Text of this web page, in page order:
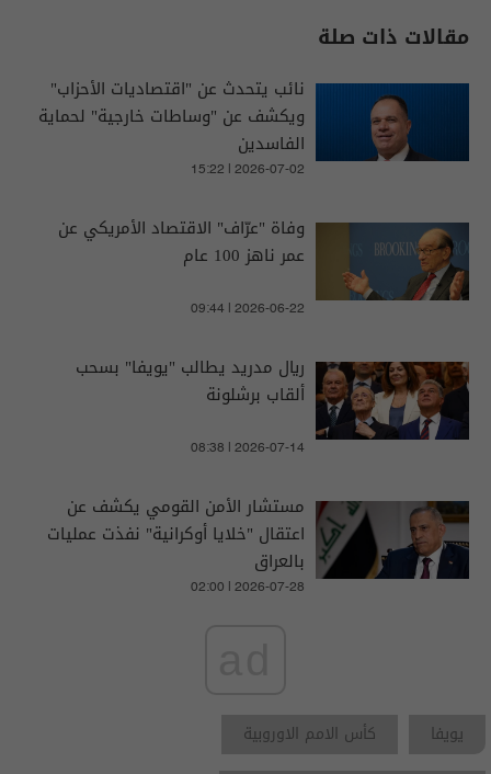
مقالات ذات صلة
نائب يتحدث عن "اقتصاديات الأحزاب"
ويكشف عن "وساطات خارجية" لحماية
الفاسدين
15:22 | 2026-07-02
وفاة "عرّاف" الاقتصاد الأمريكي عن
عمر ناهز 100 عام
09:44 | 2026-06-22
ريال مدريد يطالب "يويفا" بسحب
ألقاب برشلونة
08:38 | 2026-07-14
مستشار الأمن القومي يكشف عن
اعتقال "خلايا أوكرانية" نفذت عمليات
بالعراق
02:00 | 2026-07-28
يويفا
كأس الامم الاوروبية